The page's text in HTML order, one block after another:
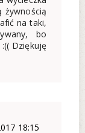
żywnością
na taki,
bo
Dziękuję
18:15